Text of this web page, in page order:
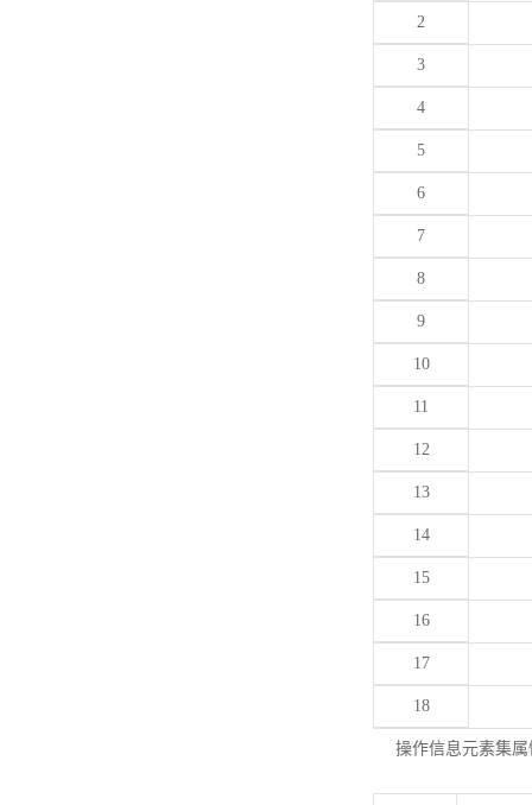
2
3
4
5
6
7
8
9
10
11
12
13
14
15
16
17
18
操作信息元素集